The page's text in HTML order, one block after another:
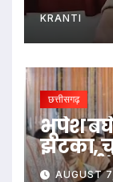
KRANTI
छत्तीसगढ़
भूपेश
झटका,
सुनवाई
AUGUST